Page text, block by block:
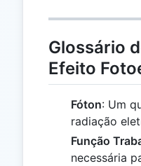
Glossário
Efeito
Fóton: Um
radiação
Função
necessária